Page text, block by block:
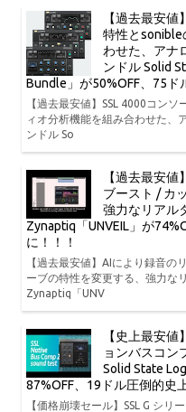
【過去最安
特性とsonible
わせた、アナ
ンドル Solid
Bundle」が50%OFF、75ド
【過去最安値】SSL 4000コン
ィオ分析機能を組み合わせた、
ンドル So
【過去最安
ブースト / カ
強力なリアル
Zynaptiq「UNVEIL」が
に！！！
【過去最安値】AIにより録音の
ーブの特性を変更する、強力な
Zynaptiq「UNV
【史上最安値
ョンバスコン
Solid State
87%OFF、19ドル圧倒的史
【価格崩壊セール】SSL G シリ